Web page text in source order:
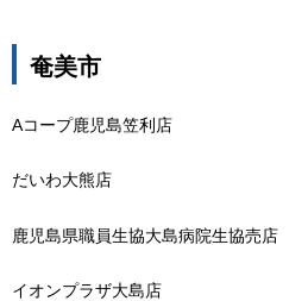
奄美市
Aコープ鹿児島笠利店
だいわ大熊店
鹿児島県職員生協大島病院生協売店
イオンプラザ大島店